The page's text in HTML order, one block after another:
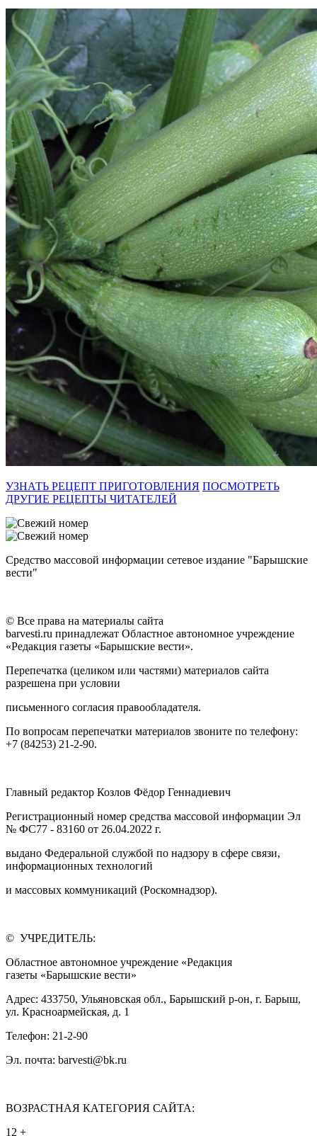
УЗНАТЬ РЕЦЕПТ ПРИГОТОВЛЕНИЯ ПОСМОТРЕТЬ
ДРУГИЕ РЕЦЕПТЫ ЧИТАТЕЛЕЙ
Средство массовой информации сетевое издание "Барышские
вести"
© Все права на материалы сайта
barvesti.ru принадлежат Областное автономное учреждение
«Редакция газеты «Барышские вести».
Перепечатка (целиком или частями) материалов сайта
разрешена при условии
письменного согласия правообладателя.
По вопросам перепечатки материалов звоните по телефону:
+7 (84253) 21-2-90.
Главный редактор Козлов Фёдор Геннадиевич
Регистрационный номер средства массовой информации Эл
№ ФС77 - 83160 от 26.04.2022 г.
выдано Федеральной службой по надзору в сфере связи,
информационных технологий
и массовых коммуникаций (Роскомнадзор).
© УЧРЕДИТЕЛЬ:
Областное автономное учреждение «Редакция
газеты «Барышские вести»
Адрес: 433750, Ульяновская обл., Барышский р-он, г. Барыш,
ул. Красноармейская, д. 1
Телефон: 21-2-90
Эл. почта: barvesti@bk.ru
ВОЗРАСТНАЯ КАТЕГОРИЯ САЙТА:
12 +